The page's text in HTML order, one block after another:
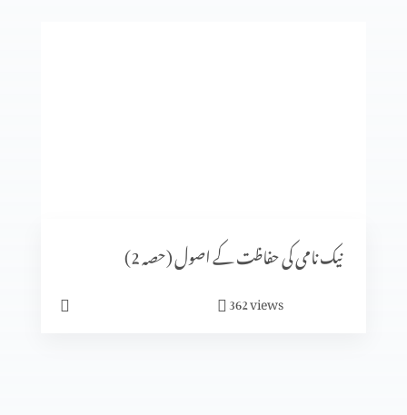
غزل الغزلات
نیک نامی کی حفاظت کے اصول (حصہ 2)
362views